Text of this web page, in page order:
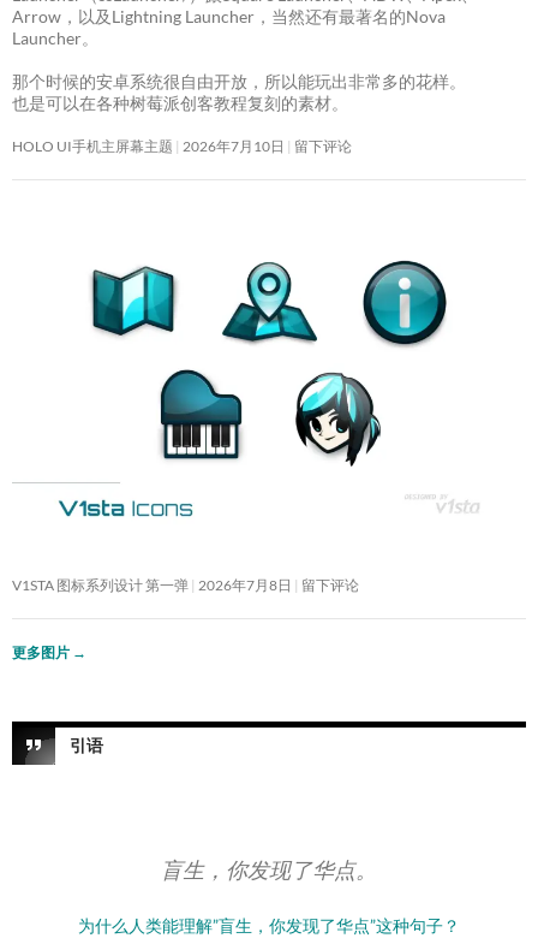
Arrow，以及Lightning Launcher，当然还有最著名的Nova
Launcher。
那个时候的安卓系统很自由开放，所以能玩出非常多的花样。
也是可以在各种树莓派创客教程复刻的素材。
HOLO UI手机主屏幕主题 2026年7月10日 留下评论
V1STA 图标系列设计 第一弹 2026年7月8日 留下评论
更多图片 →
引语
盲生，你发现了华点。
为什么人类能理解”盲生，你发现了华点”这种句子？